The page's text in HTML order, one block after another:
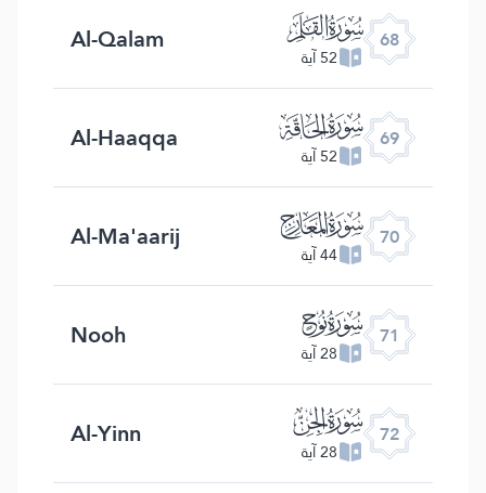
68 ﯱ
52 آية Al-Qalam
69 ﯲ
52 آية Al-Haaqqa
70 ﯳ
44 آية Al-Ma'aarij
71 ﯴ
28 آية Nooh
72 ﯵ
28 آية Al-Yinn